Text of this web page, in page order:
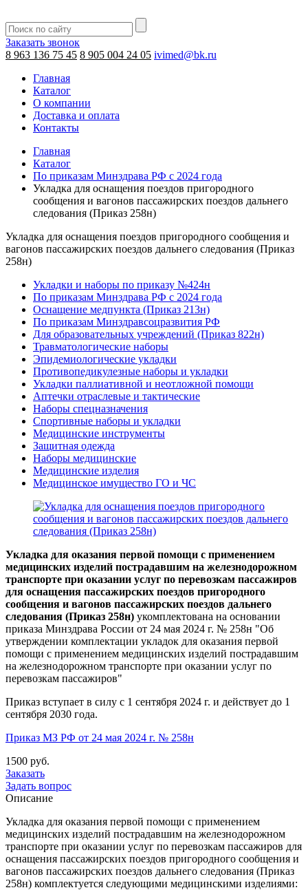
Заказать звонок
8 963 136 75 45 8 905 004 24 05 ivimed@bk.ru
Главная
Каталог
О компании
Доставка и оплата
Контакты
Главная
Каталог
По приказам Минздрава РФ с 2024 года
Укладка для оснащения поездов пригородного
сообщения и вагонов пассажирских поездов дальнего
следования (Приказ 258н)
Укладка для оснащения поездов пригородного сообщения и
вагонов пассажирских поездов дальнего следования (Приказ
258н)
Укладки и наборы по приказу №424н
По приказам Минздрава РФ с 2024 года
Оснащение медпункта (Приказ 213н)
По приказам Минздравсоцразвития РФ
Для образовательных учреждений (Приказ 822н)
Травматологические наборы
Эпидемиологические укладки
Противопедикулезные наборы и укладки
Укладки паллиативной и неотложной помощи
Аптечки отраслевые и тактические
Наборы спецназначения
Спортивные наборы и укладки
Медицинские инструменты
Защитная одежда
Наборы медицинские
Медицинские изделия
Медицинское имущество ГО и ЧС
Укладка для оказания первой помощи с применением
медицинских изделий пострадавшим на железнодорожном
транспорте при оказании услуг по перевозкам пассажиров
для оснащения пассажирских поездов пригородного
сообщения и вагонов пассажирских поездов дальнего
следования (Приказ 258н) укомплектована на основании
приказа Минздрава России от 24 мая 2024 г. № 258н "Об
утверждении комплектации укладок для оказания первой
помощи с применением медицинских изделий пострадавшим
на железнодорожном транспорте при оказании услуг по
перевозкам пассажиров"
Приказ вступает в силу с 1 сентября 2024 г. и действует до 1
сентября 2030 года.
Приказ МЗ РФ от 24 мая 2024 г. № 258н
1500 руб.
Заказать
Задать вопрос
Описание
Укладка для оказания первой помощи с применением
медицинских изделий пострадавшим на железнодорожном
транспорте при оказании услуг по перевозкам пассажиров для
оснащения пассажирских поездов пригородного сообщения и
вагонов пассажирских поездов дальнего следования (Приказ
258н) комплектуется следующими медицинскими изделиями: